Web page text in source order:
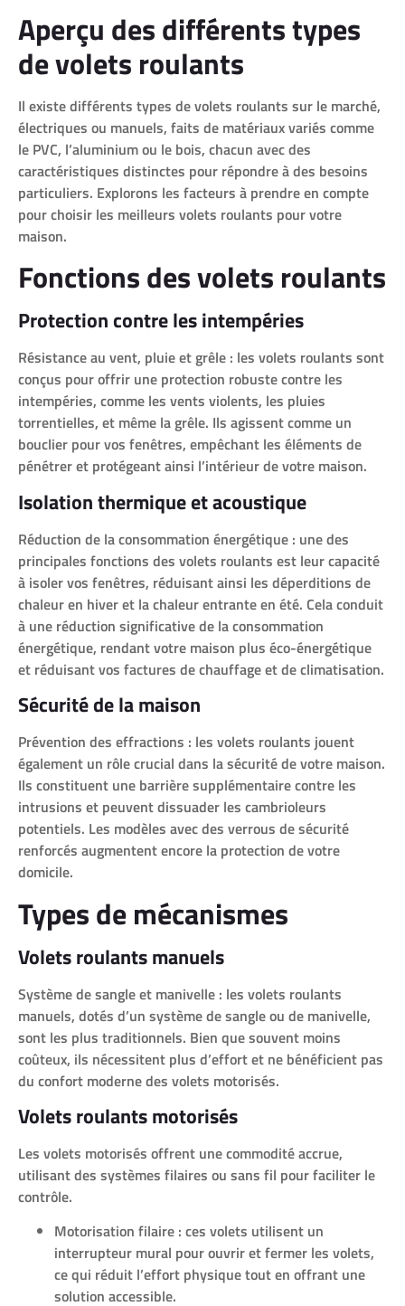
Aperçu des différents types
de volets roulants
Il existe différents types de volets roulants sur le marché,
électriques ou manuels, faits de matériaux variés comme
le PVC, l’aluminium ou le bois, chacun avec des
caractéristiques distinctes pour répondre à des besoins
particuliers. Explorons les facteurs à prendre en compte
pour choisir les meilleurs volets roulants pour votre
maison.
Fonctions des volets roulants
Protection contre les intempéries
Résistance au vent, pluie et grêle : les volets roulants sont
conçus pour offrir une protection robuste contre les
intempéries, comme les vents violents, les pluies
torrentielles, et même la grêle. Ils agissent comme un
bouclier pour vos fenêtres, empêchant les éléments de
pénétrer et protégeant ainsi l’intérieur de votre maison.
Isolation thermique et acoustique
Réduction de la consommation énergétique : une des
principales fonctions des volets roulants est leur capacité
à isoler vos fenêtres, réduisant ainsi les déperditions de
chaleur en hiver et la chaleur entrante en été. Cela conduit
à une réduction significative de la consommation
énergétique, rendant votre maison plus éco-énergétique
et réduisant vos factures de chauffage et de climatisation.
Sécurité de la maison
Prévention des effractions : les volets roulants jouent
également un rôle crucial dans la sécurité de votre maison.
Ils constituent une barrière supplémentaire contre les
intrusions et peuvent dissuader les cambrioleurs
potentiels. Les modèles avec des verrous de sécurité
renforcés augmentent encore la protection de votre
domicile.
Types de mécanismes
Volets roulants manuels
Système de sangle et manivelle : les volets roulants
manuels, dotés d’un système de sangle ou de manivelle,
sont les plus traditionnels. Bien que souvent moins
coûteux, ils nécessitent plus d’effort et ne bénéficient pas
du confort moderne des volets motorisés.
Volets roulants motorisés
Les volets motorisés offrent une commodité accrue,
utilisant des systèmes filaires ou sans fil pour faciliter le
contrôle.
Motorisation filaire : ces volets utilisent un
interrupteur mural pour ouvrir et fermer les volets,
ce qui réduit l’effort physique tout en offrant une
solution accessible.